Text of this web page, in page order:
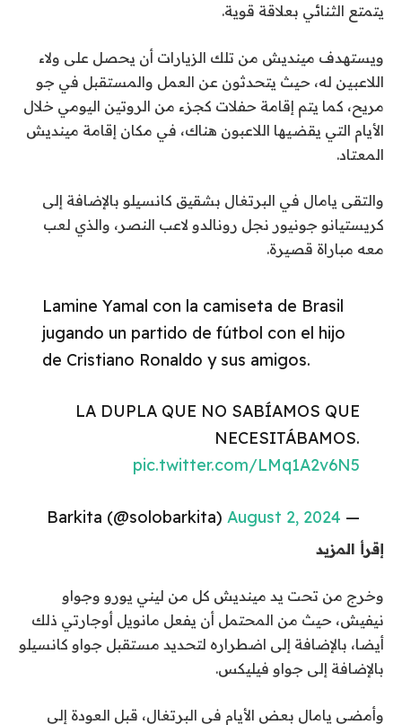
يتمتع الثنائي بعلاقة قوية.
ويستهدف مينديش من تلك الزيارات أن يحصل على ولاء
اللاعبين له، حيث يتحدثون عن العمل والمستقبل في جو
مريح، كما يتم إقامة حفلات كجزء من الروتين اليومي خلال
الأيام التي يقضيها اللاعبون هناك، في مكان إقامة مينديش
المعتاد.
والتقى يامال في البرتغال بشقيق كانسيلو بالإضافة إلى
كريستيانو جونيور نجل رونالدو لاعب النصر، والذي لعب
معه مباراة قصيرة.
Lamine Yamal con la camiseta de Brasil
jugando un partido de fútbol con el hijo
de Cristiano Ronaldo y sus amigos.
LA DUPLA QUE NO SABÍAMOS QUE
NECESITÁBAMOS.
pic.twitter.com/LMq1A2v6N5
— Barkita (@solobarkita)
August 2, 2024
إقرأ المزيد
وخرج من تحت يد مينديش كل من ليني يورو وجواو
نيفيش، حيث من المحتمل أن يفعل مانويل أوجارتي ذلك
أيضا، بالإضافة إلى اضطراره لتحديد مستقبل جواو كانسيلو
بالإضافة إلى جواو فيليكس.
وأمضى يامال بعض الأيام في البرتغال، قبل العودة إلى